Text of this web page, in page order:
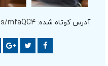
آدرس کوتاه شده: mfaQC4